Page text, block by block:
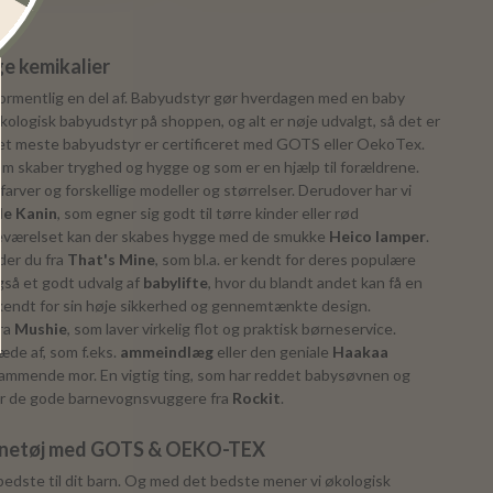
kemikalier
en del af. Babyudstyr gør hverdagen med en baby
babyudstyr på shoppen, og alt er nøje udvalgt, så det er
meste babyudstyr er certificeret med GOTS eller OekoTex.
skaber tryghed og hygge og som er en hjælp til forældrene.
og forskellige modeller og størrelser. Derudover har vi
Kanin, som egner sig godt til tørre kinder eller rød
kan der skabes hygge med de smukke Heico lamper.
du fra That's Mine, som bl.a. er kendt for deres populære
et godt udvalg af babylifte, hvor du blandt andet kan få en
kendt for sin høje sikkerhed og gennemtænkte design.
Mushie, som laver virkelig flot og praktisk børneservice.
af, som f.eks. ammeindlæg eller den geniale Haakaa
mor. En vigtig ting, som har reddet babysøvnen og
de gode barnevognsvuggere fra Rockit.
med GOTS & OEKO-TEX
til dit barn. Og med det bedste mener vi økologisk